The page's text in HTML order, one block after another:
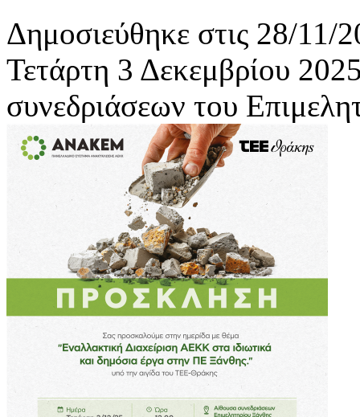
Δημοσιεύθηκε στις 28/11/
Τετάρτη 3 Δεκεμβρίου
συνεδριάσεων του